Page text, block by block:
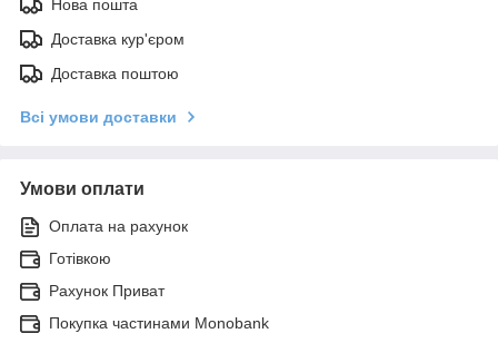
Нова пошта
Доставка кур'єром
Доставка поштою
Всі умови доставки
Умови оплати
Оплата на рахунок
Готівкою
Рахунок Приват
Покупка частинами Monobank